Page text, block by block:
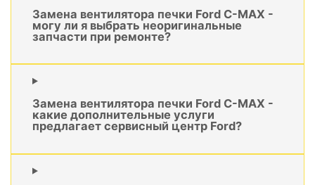
Замена вентилятора печки Ford C-MAX -
могу ли я выбрать неоригинальные
запчасти при ремонте?
Замена вентилятора печки Ford C-MAX -
какие дополнительные услуги
предлагает сервисный центр Ford?